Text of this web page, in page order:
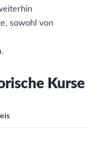
sowohl von
Kurse